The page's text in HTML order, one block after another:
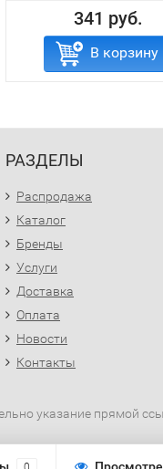
341 руб.
В корзину
РАЗДЕЛЫ
Распродажа
Каталог
Бренды
Услуги
Доставка
Оплата
Новости
Контакты
указание прямой